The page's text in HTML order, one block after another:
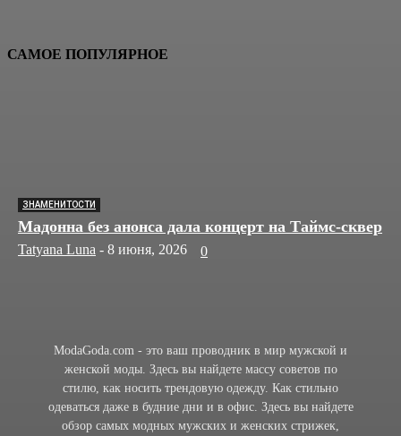
САМОЕ ПОПУЛЯРНОЕ
ЗНАМЕНИТОСТИ
Мадонна без анонса дала концерт на Таймс-сквер
Tatyana Luna - 8 июня, 2026 0
ModaGoda.com - это ваш проводник в мир мужской и
женской моды. Здесь вы найдете массу советов по
стилю, как носить трендовую одежду. Как стильно
одеваться даже в будние дни и в офис. Здесь вы найдете
обзор самых модных мужских и женских стрижек,